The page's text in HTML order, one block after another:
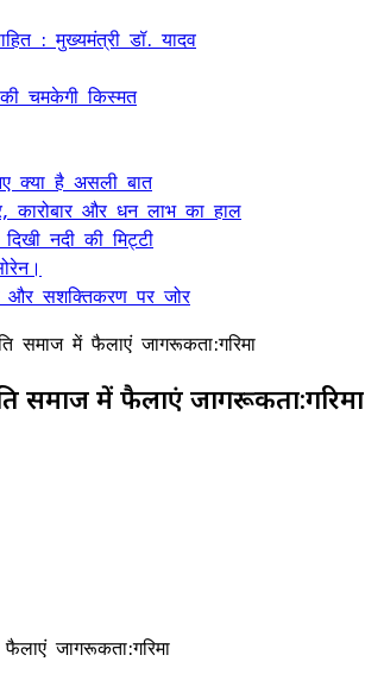
: मुख्यमंत्री डॉ. यादव
चमकेगी किस्मत
क्या है असली बात
और धन लाभ का हाल
नदी की मिट्टी
और सशक्तिकरण पर जोर
में फैलाएं जागरूकता:गरिमा
समाज में फैलाएं जागरूकता:गरिमा